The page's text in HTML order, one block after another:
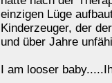
einzigen Lüge
Kinderzeuger, der
und über Jahre
I am looser